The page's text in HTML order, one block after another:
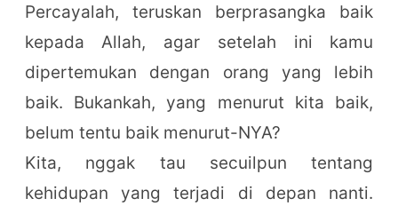
Percayalah, teruskan berprasangka baik
kepada Allah, agar setelah ini kamu
dipertemukan dengan orang yang lebih
baik. Bukankah, yang menurut kita baik,
belum tentu baik menurut-NYA?
Kita, nggak tau secuilpun tentang
kehidupan yang terjadi di depan nanti.